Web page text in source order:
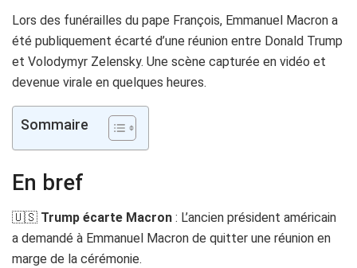
Lors des funérailles du pape François, Emmanuel Macron a
été publiquement écarté d’une réunion entre Donald Trump
et Volodymyr Zelensky. Une scène capturée en vidéo et
devenue virale en quelques heures.
Sommaire
En bref
🇺🇸 Trump écarte Macron : L’ancien président américain
a demandé à Emmanuel Macron de quitter une réunion en
marge de la cérémonie.